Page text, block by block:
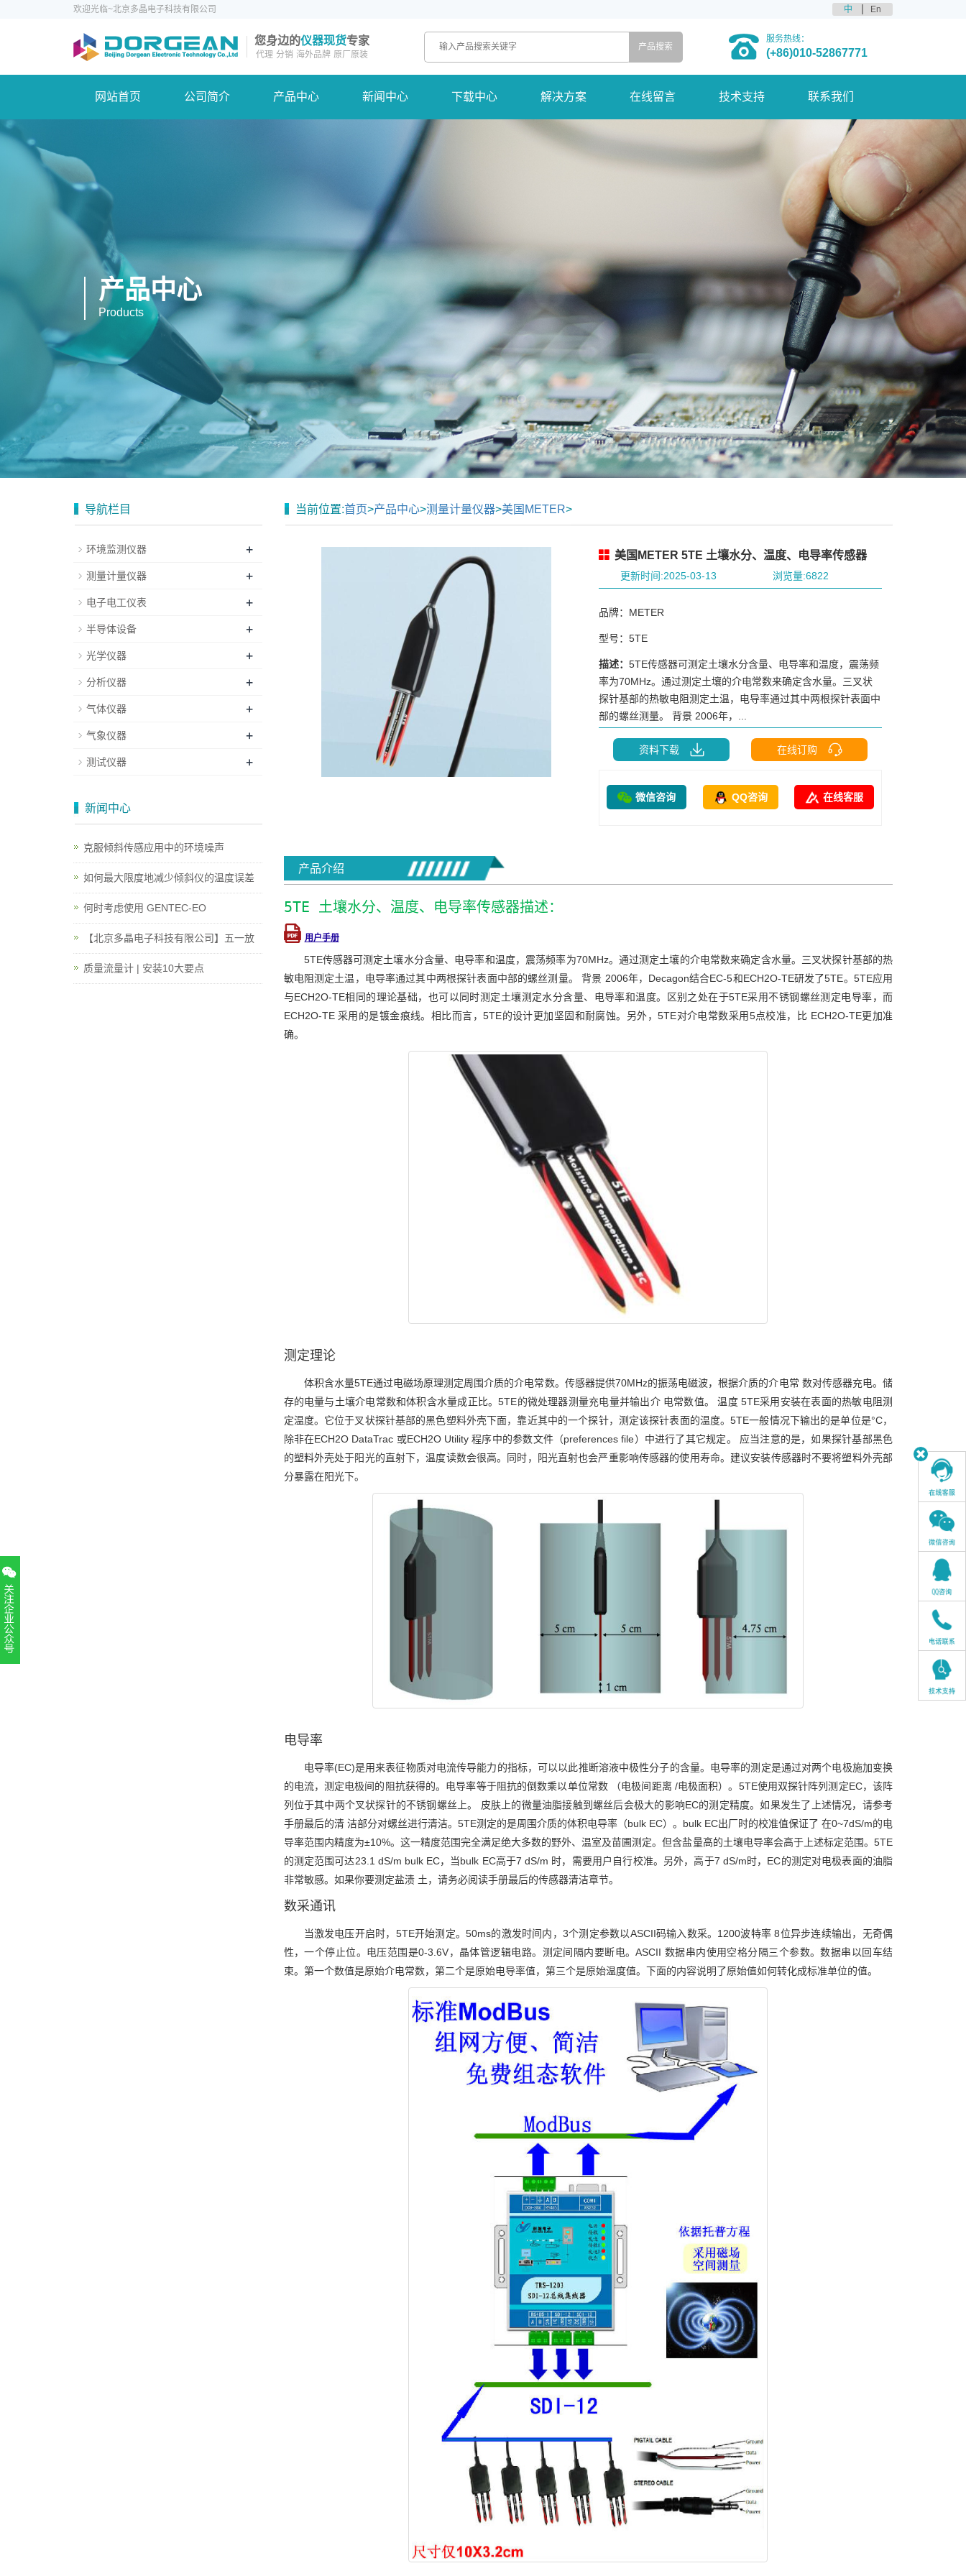
欢迎光临~北京多晶电子科技有限公司 中 En
您身边的仪器现货专家
代理 分销 海外品牌 原厂原装
服务热线：
(+86)010-52867771
网站首页 公司简介 产品中心 新闻中心 下载中心 解决方案 在线留言 技术支持 联系我们
产品中心
Products
当前位置:首页>产品中心>测量计量仪器>美国METER>
美国METER 5TE 土壤水分、温度、电导率传感器
更新时间:2025-03-13 浏览量:6822
品牌：METER
型号：5TE
描述：5TE传感器可测定土壤水分含量、电导率和温度，震荡频
率为70MHz。通过测定土壤的介电常数来确定含水量。三叉状
探针基部的热敏电阻测定土温，电导率通过其中两根探针表面中
部的螺丝测量。 背景 2006年，...
资料下载 在线订购
微信咨询 QQ咨询 在线客服
产品介绍
5TE 土壤水分、温度、电导率传感器描述：
用户手册
5TE传感器可测定土壤水分含量、电导率和温度，震荡频率为70MHz。通过测定土壤的介电常数来确定含水量。三叉状探针基部的热
敏电阻测定土温，电导率通过其中两根探针表面中部的螺丝测量。 背景 2006年，Decagon结合EC-5和ECH2O-TE研发了5TE。5TE应用
与ECH2O-TE相同的理论基础，也可以同时测定土壤测定水分含量、电导率和温度。区别之处在于5TE采用不锈钢螺丝测定电导率，而
ECH2O-TE 采用的是镀金痕线。相比而言，5TE的设计更加坚固和耐腐蚀。另外，5TE对介电常数采用5点校准，比 ECH2O-TE更加准
确。
测定理论
体积含水量5TE通过电磁场原理测定周围介质的介电常数。传感器提供70MHz的振荡电磁波，根据介质的介电常 数对传感器充电。储
存的电量与土壤介电常数和体积含水量成正比。5TE的微处理器测量充电量并输出介 电常数值。 温度 5TE采用安装在表面的热敏电阻测
定温度。它位于叉状探针基部的黑色塑料外壳下面，靠近其中的一个探针，测定该探针表面的温度。5TE一般情况下输出的是单位是°C，
除非在ECH2O DataTrac 或ECH2O Utility 程序中的参数文件（preferences file）中进行了其它规定。 应当注意的是，如果探针基部黑色
的塑料外壳处于阳光的直射下，温度读数会很高。同时，阳光直射也会严重影响传感器的使用寿命。建议安装传感器时不要将塑料外壳部
分暴露在阳光下。
电导率
电导率(EC)是用来表征物质对电流传导能力的指标，可以以此推断溶液中极性分子的含量。电导率的测定是通过对两个电极施加变换
的电流，测定电极间的阻抗获得的。电导率等于阻抗的倒数乘以单位常数 （电极间距离 /电极面积）。5TE使用双探针阵列测定EC，该阵
列位于其中两个叉状探针的不锈钢螺丝上。 皮肤上的微量油脂接触到螺丝后会极大的影响EC的测定精度。如果发生了上述情况，请参考
手册最后的清 洁部分对螺丝进行清洁。5TE测定的是周围介质的体积电导率（bulk EC）。bulk EC出厂时的校准值保证了 在0~7dS/m的电
导率范围内精度为±10%。这一精度范围完全满足绝大多数的野外、温室及苗圃测定。但含盐量高的土壤电导率会高于上述标定范围。5TE
的测定范围可达23.1 dS/m bulk EC，当bulk EC高于7 dS/m 时，需要用户自行校准。另外，高于7 dS/m时，EC的测定对电极表面的油脂
非常敏感。如果你要测定盐渍 土，请务必阅读手册最后的传感器清洁章节。
数采通讯
当激发电压开启时，5TE开始测定。50ms的激发时间内，3个测定参数以ASCII码输入数采。1200波特率 8位异步连续输出，无奇偶
性，一个停止位。电压范围是0-3.6V，晶体管逻辑电路。测定间隔内要断电。ASCII 数据串内使用空格分隔三个参数。数据串以回车结
束。第一个数值是原始介电常数，第二个是原始电导率值，第三个是原始温度值。下面的内容说明了原始值如何转化成标准单位的值。
导航栏目
环境监测仪器 +
测量计量仪器 +
电子电工仪表 +
半导体设备 +
光学仪器 +
分析仪器 +
气体仪器 +
气象仪器 +
测试仪器 +
新闻中心
克服倾斜传感应用中的环境噪声
如何最大限度地减少倾斜仪的温度误差
何时考虑使用 GENTEC-EO
【北京多晶电子科技有限公司】五一放
质量流量计 | 安装10大要点
扫一扫，关注官方账号